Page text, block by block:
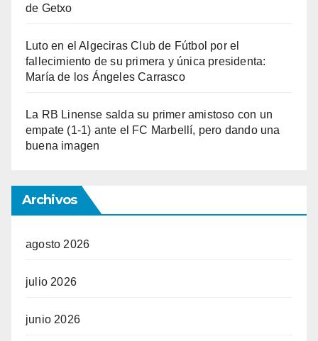
de Getxo
Luto en el Algeciras Club de Fútbol por el
fallecimiento de su primera y única presidenta:
María de los Ángeles Carrasco
La RB Linense salda su primer amistoso con un
empate (1-1) ante el FC Marbellí, pero dando una
buena imagen
Archivos
agosto 2026
julio 2026
junio 2026